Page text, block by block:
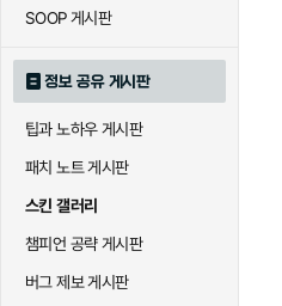
SOOP 게시판
정보 공유 게시판
팁과 노하우 게시판
패치 노트 게시판
스킨 갤러리
챔피언 공략 게시판
버그 제보 게시판